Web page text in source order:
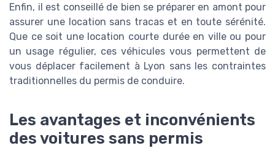
Enfin, il est conseillé de bien se préparer en amont pour
assurer une location sans tracas et en toute sérénité.
Que ce soit une location courte durée en ville ou pour
un usage régulier, ces véhicules vous permettent de
vous déplacer facilement à Lyon sans les contraintes
traditionnelles du permis de conduire.
Les avantages et inconvénients
des voitures sans permis